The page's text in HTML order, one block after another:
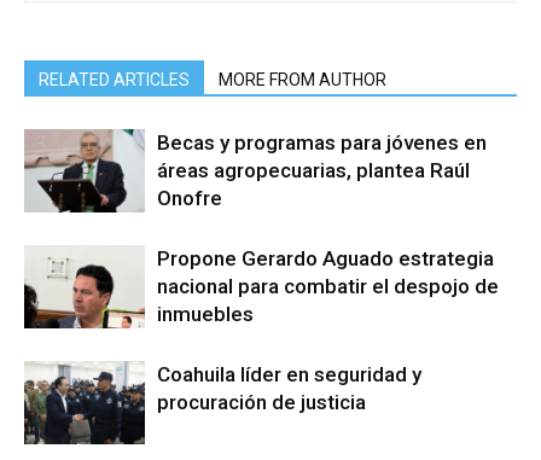
RELATED ARTICLES MORE FROM AUTHOR
Becas y programas para jóvenes en
áreas agropecuarias, plantea Raúl
Onofre
Propone Gerardo Aguado estrategia
nacional para combatir el despojo de
inmuebles
Coahuila líder en seguridad y
procuración de justicia